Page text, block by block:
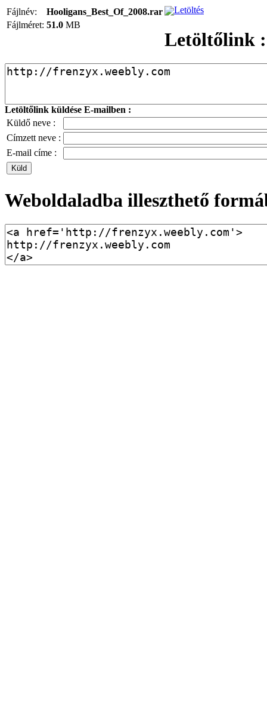
Fájlnév:
Hooligans_Best_Of_2008.rar
Fájlméret: 51.0 MB
Letöltés
Letöltőlink :
Letöltőlink küldése E-mailben :
Küldő neve :
Címzett neve :
E-mail címe :
Weboldaladba illeszthető